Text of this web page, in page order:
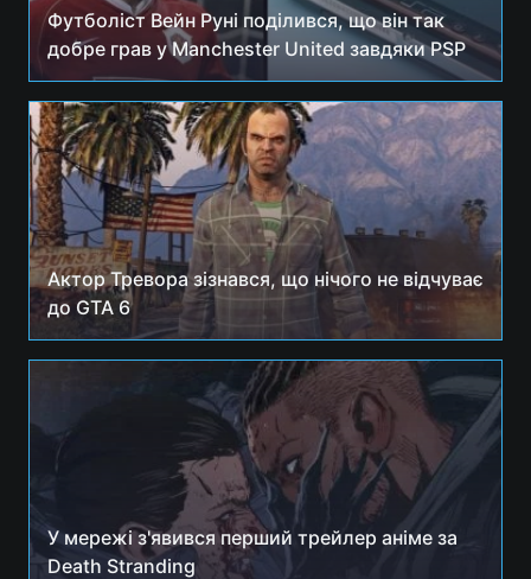
Футболіст Вейн Руні поділився, що він так
добре грав у Manchester United завдяки PSP
Актор Тревора зізнався, що нічого не відчуває
до GTA 6
У мережі з'явився перший трейлер аніме за
Death Stranding